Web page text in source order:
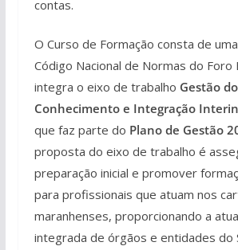
contas.
O Curso de Formação consta de
Código Nacional de Normas do Foro
integra o eixo de trabalho Gestão do
Conhecimento e Integração
que faz parte do Plano de Gestão
proposta do eixo de trabalho é
preparação inicial e promover
para profissionais que atuam nos
maranhenses, proporcionando a
integrada de órgãos e entidades do